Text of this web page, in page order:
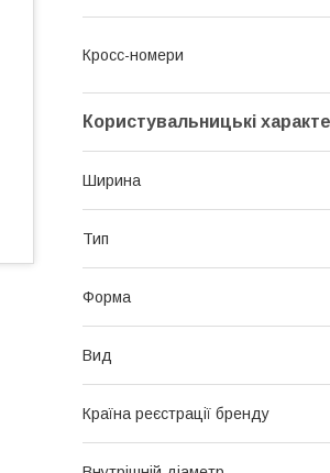
Кросс-номери
Користувальницькі
Ширина
Тип
Форма
Вид
Країна реєстрації бренду